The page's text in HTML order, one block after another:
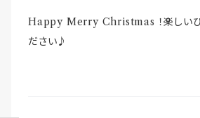
Happy Merry Christmas ！楽しいひ
ださい♪